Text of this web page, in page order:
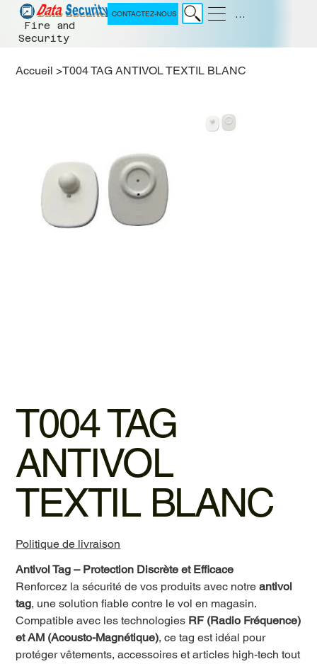
Fire and
Security
Menu
CONTACTEZ-NOUS
Accueil >T004 TAG ANTIVOL TEXTIL BLANC
T004 TAG
ANTIVOL
TEXTIL BLANC
Politique de livraison
Antivol Tag – Protection Discrète et Efficace
Renforcez la sécurité de vos produits avec notreantivol
tag, une solution fiable contre le vol en magasin.
Compatible avec les technologies RF (Radio Fréquence)
et AM (Acousto-Magnétique), ce tag est idéal pour
protéger vêtements, accessoires et articles high-tech tout